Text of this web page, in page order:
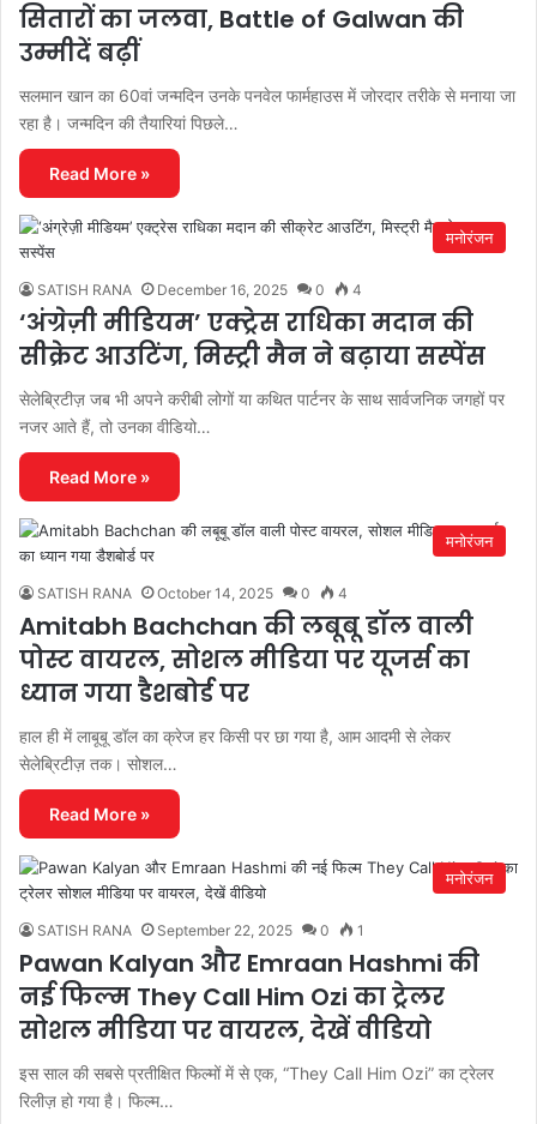
सितारों का जलवा, Battle of Galwan की
उम्मीदें बढ़ीं
सलमान खान का 60वां जन्मदिन उनके पनवेल फार्महाउस में जोरदार तरीके से मनाया जा
रहा है। जन्मदिन की तैयारियां पिछले…
Read More »
मनोरंजन
SATISH RANA December 16, 2025 0 4
‘अंग्रेज़ी मीडियम’ एक्ट्रेस राधिका मदान की
सीक्रेट आउटिंग, मिस्ट्री मैन ने बढ़ाया सस्पेंस
सेलेब्रिटीज़ जब भी अपने करीबी लोगों या कथित पार्टनर के साथ सार्वजनिक जगहों पर
नजर आते हैं, तो उनका वीडियो…
Read More »
मनोरंजन
SATISH RANA October 14, 2025 0 4
Amitabh Bachchan की लबूबू डॉल वाली
पोस्ट वायरल, सोशल मीडिया पर यूजर्स का
ध्यान गया डैशबोर्ड पर
हाल ही में लाबूबू डॉल का क्रेज हर किसी पर छा गया है, आम आदमी से लेकर
सेलेब्रिटीज़ तक। सोशल…
Read More »
मनोरंजन
SATISH RANA September 22, 2025 0 1
Pawan Kalyan और Emraan Hashmi की
नई फिल्म They Call Him Ozi का ट्रेलर
सोशल मीडिया पर वायरल, देखें वीडियो
इस साल की सबसे प्रतीक्षित फिल्मों में से एक, “They Call Him Ozi” का ट्रेलर
रिलीज़ हो गया है। फिल्म…